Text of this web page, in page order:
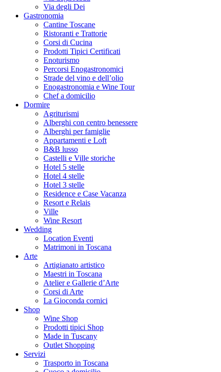
Via degli Dei
Gastronomia
Cantine Toscane
Ristoranti e Trattorie
Corsi di Cucina
Prodotti Tipici Certificati
Enoturismo
Percorsi Enogastronomici
Strade del vino e dell’olio
Enogastronomia e Wine Tour
Chef a domicilio
Dormire
Agriturismi
Alberghi con centro benessere
Alberghi per famiglie
Appartamenti e Loft
B&B lusso
Castelli e Ville storiche
Hotel 5 stelle
Hotel 4 stelle
Hotel 3 stelle
Residence e Case Vacanza
Resort e Relais
Ville
Wine Resort
Wedding
Location Eventi
Matrimoni in Toscana
Arte
Artigianato artistico
Maestri in Toscana
Atelier e Gallerie d’Arte
Corsi di Arte
La Gioconda cornici
Shop
Wine Shop
Prodotti tipici Shop
Made in Tuscany
Outlet Shopping
Servizi
Trasporto in Toscana